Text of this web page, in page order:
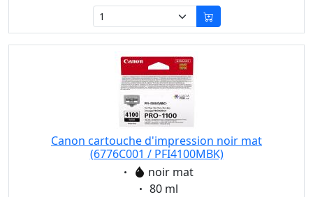
Canon cartouche d'impression noir mat
(6776C001 / PFI4100MBK)
Eigenschaft:
noir mat
Eigenschaft:
80 ml